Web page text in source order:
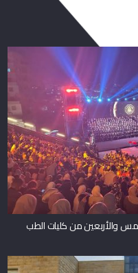
والأربعين من كليات الطب